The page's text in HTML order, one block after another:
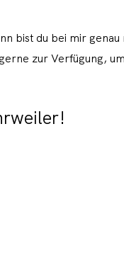
bist du bei mir
zur Verfügung,